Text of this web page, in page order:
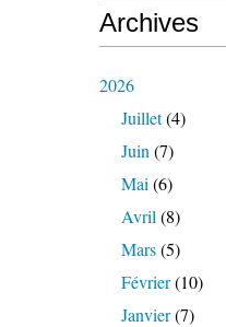
Archives
2026
Juillet(4)
Juin (7)
Mai (6)
Avril (8)
Mars(5)
Février(10)
Janvier(7)